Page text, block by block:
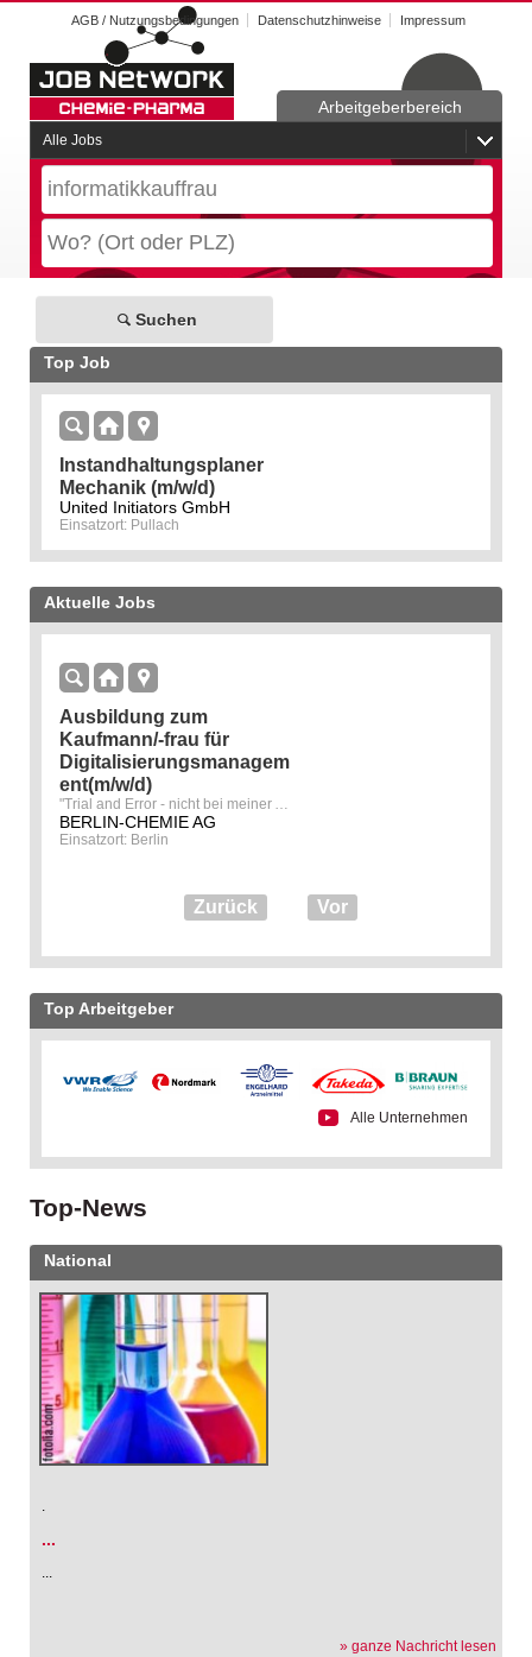
AGB / Nutzungsbedingungen Datenschutzhinweise Impressum
Alle Jobs
Arbeitgeberbereich
Suchen
Top Job
Instandhaltungsplaner
Mechanik (m/w/d)
United Initiators GmbH
Einsatzort: Pullach
Aktuelle Jobs
Ausbildung zum
Kaufmann/-frau für
Digitalisierungsmanagem
ent(m/w/d)
"Trial and Error - nicht bei meiner Ausbildung."
BERLIN-CHEMIE AG
Einsatzort: Berlin
Zurück Vor
Top Arbeitgeber
Alle Unternehmen
Top-News
National
.
...
...
» ganze Nachricht lesen